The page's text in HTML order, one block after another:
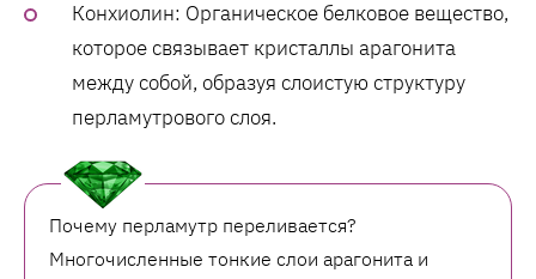
Конхиолин: Органическое белковое вещество,
которое связывает кристаллы арагонита
между собой, образуя слоистую структуру
перламутрового слоя.
Почему перламутр переливается?
Многочисленные тонкие слои арагонита и